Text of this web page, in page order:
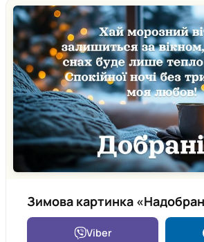
Зимова картинка
Viber